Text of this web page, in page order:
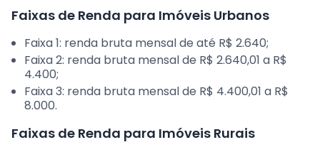
Faixas de Renda para Imóveis Urbanos
Faixa 1: renda bruta mensal de até R$ 2.640;
Faixa 2: renda bruta mensal de R$ 2.640,01 a R$
4.400;
Faixa 3: renda bruta mensal de R$ 4.400,01 a R$
8.000.
Faixas de Renda para Imóveis Rurais